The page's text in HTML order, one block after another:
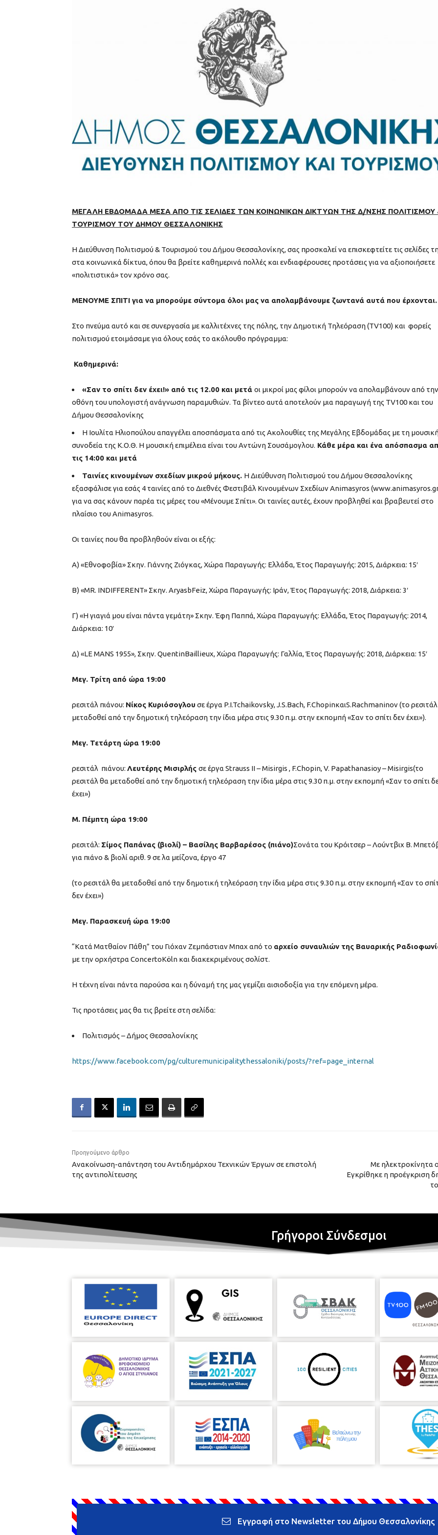
ΜΕΓΑΛΗ ΕΒΔΟΜΑΔΑ ΜΕΣΑ ΑΠΟ ΤΙΣ ΣΕΛΙΔΕΣ ΤΩΝ ΚΟΙΝΩΝΙΚΩΝ ΔΙΚΤΥΩΝ ΤΗΣ Δ/ΝΣΗΣ ΠΟΛΙΤΙΣΜΟΥ
ΤΟΥΡΙΣΜΟΥ ΤΟΥ ΔΗΜΟΥ ΘΕΣΣΑΛΟΝΙΚΗΣ
H Διεύθυνση Πολιτισμού & Τουρισμού του Δήμου Θεσσαλονίκης, σας προσκαλεί να επισκεφτείτε τις σελίδες
στα κοινωνικά δίκτυα, όπου θα βρείτε καθημερινά πολλές και ενδιαφέρουσες προτάσεις για να αξιοποιήσετε
«πολιτιστικά» τον χρόνο σας.
ΜΕΝΟΥΜΕ ΣΠΙΤΙ για να μπορούμε σύντομα όλοι μας να απολαμβάνουμε ζωντανά αυτά που έρχονται.
Στο πνεύμα αυτό και σε συνεργασία με καλλιτέχνες της πόλης, την Δημοτική Τηλεόραση (ΤV100) και φορείς
πολιτισμού ετοιμάσαμε για όλους εσάς το ακόλουθο πρόγραμμα:
Καθημερινά:
«Σαν το σπίτι δεν έχει!» από τις 12.00 και μετά οι μικροί μας φίλοι μπορούν να απολαμβάνουν από την
οθόνη του υπολογιστή ανάγνωση παραμυθιών. Τα βίντεο αυτά αποτελούν μια παραγωγή της TV100 και του
Δήμου Θεσσαλονίκης
Η Ιουλίτα Ηλιοπούλου απαγγέλει αποσπάσματα από τις Ακολουθίες της Μεγάλης Εβδομάδας με τη
συνοδεία της Κ.Ο.Θ. Η μουσική επιμέλεια είναι του Αντώνη Σουσάμογλου. Κάθε μέρα και ένα απόσπασμα
τις 14:00 και μετά
Ταινίες κινουμένων σχεδίων μικρού μήκους. Η Διεύθυνση Πολιτισμού του Δήμου Θεσσαλονίκης
εξασφάλισε για εσάς 4 ταινίες από το Διεθνές Φεστιβάλ Κινουμένων Σχεδίων Animasyros
για να σας κάνουν παρέα τις μέρες του «Μένουμε Σπίτι». Οι ταινίες αυτές, έχουν προβληθεί και βραβευτεί στο
πλαίσιο του Animasyros.
Οι ταινίες που θα προβληθούν είναι οι εξής:
Α) «Εθνοφοβία» Σκην. Γιάννης Ζιόγκας, Χώρα Παραγωγής: Ελλάδα, Έτος Παραγωγής: 2015, Διάρκεια: 15′
Β) «MR. INDIFFERENT» Σκην. AryasbFeiz, Χώρα Παραγωγής: Ιράν, Έτος Παραγωγής: 2018, Διάρκεια: 3′
Γ) «Η γιαγιά μου είναι πάντα γεμάτη» Σκην. Έφη Παππά, Χώρα Παραγωγής: Ελλάδα, Έτος Παραγωγής: 2014,
Διάρκεια: 10′
Δ) «LE MANS 1955», Σκην. QuentinBaillieux, Χώρα Παραγωγής: Γαλλία, Έτος Παραγωγής: 2018, Διάρκεια: 15′
Μεγ. Τρίτη από ώρα 19:00
ρεσιτάλ πιάνου: Νίκος Κυριόσογλου σε έργα P.I.Tchaikovsky, J.S.Bach, F.ChopinκαιS.Rachmaninov (το
μεταδοθεί από την δημοτική τηλεόραση την ίδια μέρα στις 9.30 π.μ. στην εκπομπή «Σαν το σπίτι δεν έχει»).
Μεγ. Τετάρτη ώρα 19:00
ρεσιτάλ πιάνου: Λευτέρης Μισιρλής σε έργα Strauss II – Misirgis , F.Chopin, V. Papathanasioy – Misirgis(το
ρεσιτάλ θα μεταδοθεί από την δημοτική τηλεόραση την ίδια μέρα στις 9.30 π.μ. στην εκπομπή «Σαν το σπίτι
έχει»)
Μ. Πέμπτη ώρα 19:00
ρεσιτάλ: Σίμος Παπάνας (βιολί) – Βασίλης Βαρβαρέσος (πιάνο)Σονάτα του Κρόιτσερ – Λούντβιχ Β.
για πιάνο & βιολί αριθ. 9 σε λα μείζονα, έργο 47
(το ρεσιτάλ θα μεταδοθεί από την δημοτική τηλεόραση την ίδια μέρα στις 9.30 π.μ. στην εκπομπή «Σαν το
δεν έχει»)
Μεγ. Παρασκευή ώρα 19:00
“Κατά Ματθαίον Πάθη” του Γιόχαν Ζεμπάστιαν Μπαχ από το αρχείο συναυλιών της Βαυαρικής
με την ορχήστρα ConcertoKöln και διακεκριμένους σολίστ.
Η τέχνη είναι πάντα παρούσα και η δύναμή της μας γεμίζει αισιοδοξία για την επόμενη μέρα.
Τις προτάσεις μας θα τις βρείτε στη σελίδα:
Πολιτισμός – Δήμος Θεσσαλονίκης
https://www.facebook.com/pg/culturemunicipalitythessaloniki/posts/?ref=page_internal
Προηγούμενο άρθρο
Ανακοίνωση-απάντηση του Αντιδημάρχου Τεχνικών Έργων σε επιστολή
της αντιπολίτευσης
Με ηλεκτροκίνητα
Εγκρίθηκε η προέγκριση
Γρήγοροι Σύνδεσμοι
Εγγραφή στο Newsletter του Δήμου Θεσσαλονίκης